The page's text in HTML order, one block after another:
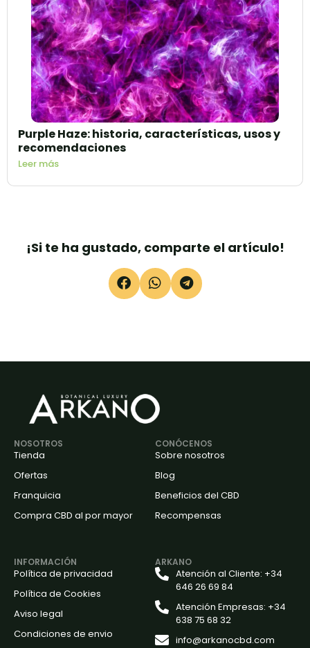
Purple Haze: historia, características, usos y
recomendaciones
Leer más
¡Si te ha gustado, comparte el artículo!
NOSOTROS
Tienda
Ofertas
Franquicia
Compra CBD al por mayor
CONÓCENOS
Sobre nosotros
Blog
Beneficios del CBD
Recompensas
INFORMACIÓN
Política de privacidad
Política de Cookies
Aviso legal
Condiciones de envio
ARKANO
Atención al Cliente: +34
646 26 69 84
Atención Empresas: +34
638 75 68 32
info@arkanocbd.com